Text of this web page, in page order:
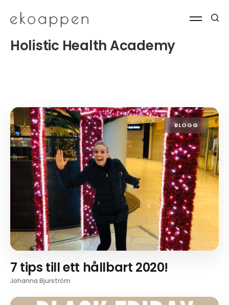
Holistic Health Academy
BLOGG
7 tips till ett hållbart 2020!
Johanna Bjurström